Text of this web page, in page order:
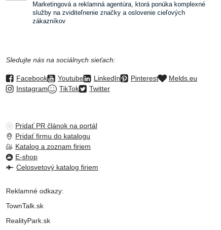
Marketingová a reklamná agentúra, ktorá ponúka komplexné
služby na zviditeľnenie značky a oslovenie cieľových
zákazníkov
Sledujte nás na sociálnych sieťach:
Facebook Youtube LinkedIn Pinterest
Melds.eu
Instagram
TikTok Twitter
Pridať PR článok na portál
Pridať firmu do katalogu
Katalog a zoznam firiem
E-shop
Celosvetový katalog firiem
Reklamné odkazy:
TownTalk.sk
RealityPark.sk